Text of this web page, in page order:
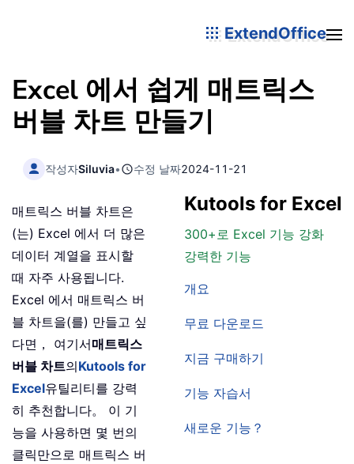
ExtendOffice
Excel 에서 쉽게 매트릭스
버블 차트 만들기
작성자Siluvia• 수정 날짜2024-11-21
Kutools for Excel
300+로 Excel 기능 강화
강력한 기능
개요
무료 다운로드
지금 구매하기
기능 자습서
새로운 기능？
매트릭스 버블 차트은
(는) Excel 에서 더 많은
데이터 계열을 표시할
때 자주 사용됩니다.
Excel 에서 매트릭스 버
블 차트을(를) 만들고 싶
다면， 여기서매트릭스
버블 차트의Kutools for
Excel유틸리티를 강력
히 추천합니다。 이 기
능을 사용하면 몇 번의
클릭만으로 매트릭스 버